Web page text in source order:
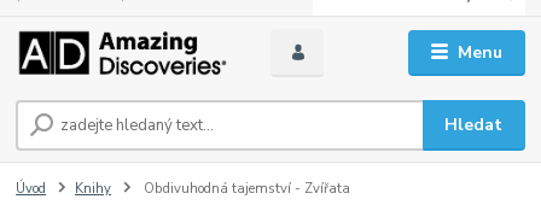
Menu
Hledat
Úvod Knihy Obdivuhodná tajemství - Zvířata